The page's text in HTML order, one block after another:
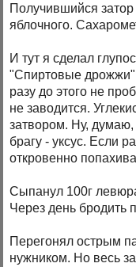
Получившийся
яблочного.
И тут я сделал
"Спиртовые дрожжи"
разу до этого не
не заводится.
затвором. Ну,
брагу - уксус. Если
откровенно
Сыпанул 100г
Через день бродить
Перегонял острым
нужником. Но весь